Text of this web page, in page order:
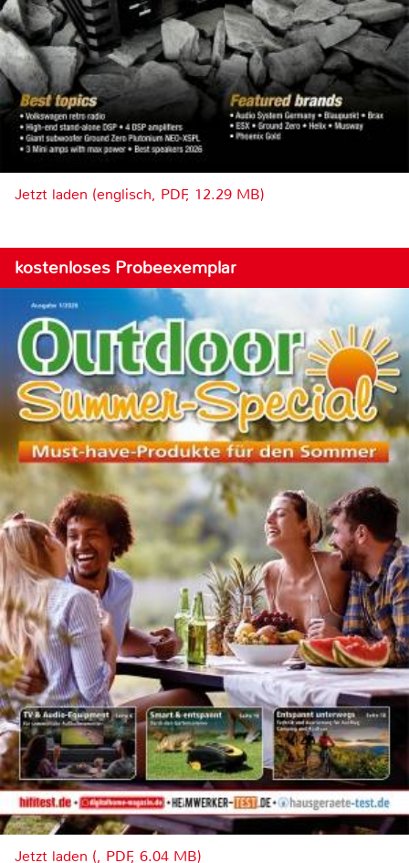
Jetzt laden (englisch, PDF, 12.29 MB)
kostenloses Probeexemplar
Jetzt laden (, PDF, 6.04 MB)